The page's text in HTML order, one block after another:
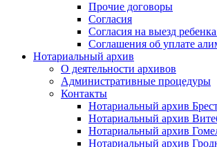
Прочие договоры
Согласия
Согласия на выезд
Соглашения об уплате
Нотариальный архив
О деятельности архивов
Административные процедуры
Контакты
Нотариальный архив
Нотариальный архив
Нотариальный архив
Нотариальный архив